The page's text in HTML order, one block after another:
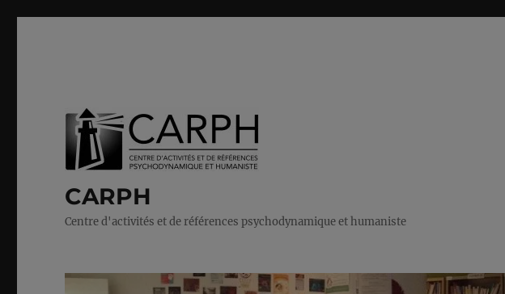
CARPH
Centre d'activités et de références psychodynamique et humaniste